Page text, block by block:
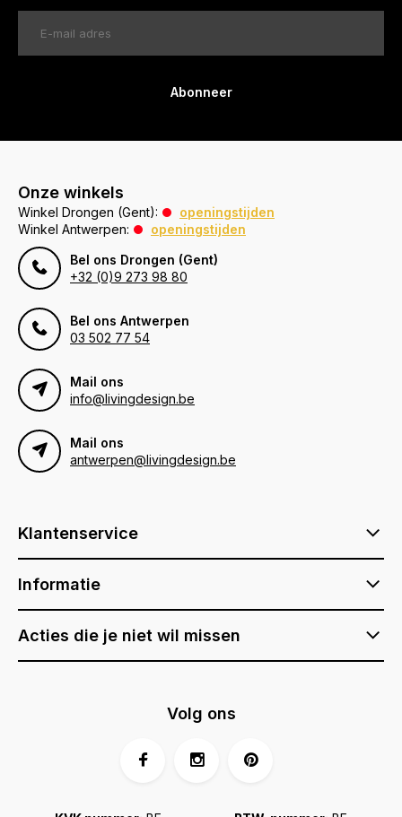
Abonneer
Onze winkels
Winkel Drongen (Gent):
openingstijden
Winkel Antwerpen:
openingstijden
Bel ons Drongen (Gent)
+32 (0)9 273 98 80
Bel ons Antwerpen
03 502 77 54
Mail ons
info@livingdesign.be
Mail ons
antwerpen@livingdesign.be
Klantenservice
Informatie
Acties die je niet wil missen
Volg ons